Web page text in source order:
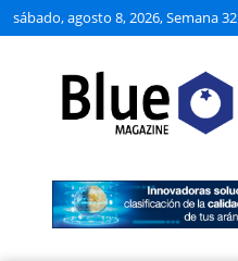
sábado, agosto 8, 2026, Semana 32